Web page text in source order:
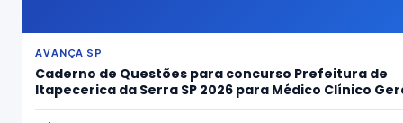
AVANÇA SP
Caderno de Questões para concurso Prefeitura de
Itapecerica da Serra SP 2026 para Médico Clínico
Ams